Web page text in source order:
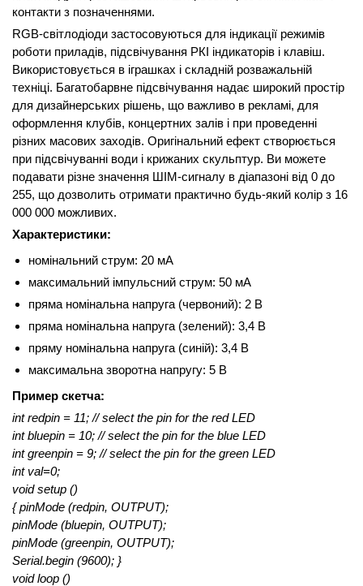
контакти з позначеннями.
RGB-світлодіоди застосовуються для індикації режимів
роботи приладів, підсвічування РКІ індикаторів і клавіш.
Використовується в іграшках і складній розважальній
техніці. Багатобарвне підсвічування надає широкий простір
для дизайнерських рішень, що важливо в рекламі, для
оформлення клубів, концертних залів і при проведенні
різних масових заходів. Оригінальний ефект створюється
при підсвічуванні води і крижаних скульптур. Ви можете
подавати різне значення ШІМ-сигналу в діапазоні від 0 до
255, що дозволить отримати практично будь-який колір з 16
000 000 можливих.
Характеристики:
номінальний струм: 20 мА
максимальний імпульсний струм: 50 мА
пряма номінальна напруга (червоний): 2 В
пряма номінальна напруга (зелений): 3,4 В
пряму номінальна напруга (синій): 3,4 В
максимальна зворотна напругу: 5 В
Пример скетча:
int redpin = 11; // select the pin for the red LED
int bluepin = 10; // select the pin for the blue LED
int greenpin = 9; // select the pin for the green LED
int val=0;
void setup ()
{ pinMode (redpin, OUTPUT);
pinMode (bluepin, OUTPUT);
pinMode (greenpin, OUTPUT);
Serial.begin (9600); }
void loop ()